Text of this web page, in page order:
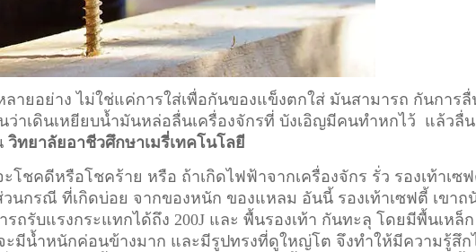
ยอย่าง ไม่ใช่แค่การใส่เพื่อกันของแข็งตกใส่ มันสามารถ กันการลื่
าเดินเหยียบน้ำมันหล่อลื่นเครื่องจักรที่ บังเอิญมีคนทำหกไว้ แล้วลื่น
วิทยาลัยอาชีวศึกษาเมรี่เทคโนโลยี
ชคดีหรือโชคร้าย หรือ ถ้าเกิดไฟฟ้าจากเครื่องจักร รั่ว รองเท้าเซ
วนกรณี ที่เกิดบ่อย จากของหนัก ของแหลม อันนี้ รองเท้าเซฟตี้ เขาถ
รถรับแรงกระแทกได้ถึง 200J และ พื้นรองเท้า กันทะลุ โดยมีพื้นเหล็
ะมีน้ำหนักค่อนข้างมาก และมีรูปทรงที่ดูใหญ่โต จึงทำให้มีความรู้สึก